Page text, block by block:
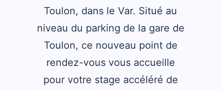
Toulon, dans le Var. Situé au
niveau du parking de la gare de
Toulon, ce nouveau point de
rendez-vous vous accueille
pour votre stage accéléré de